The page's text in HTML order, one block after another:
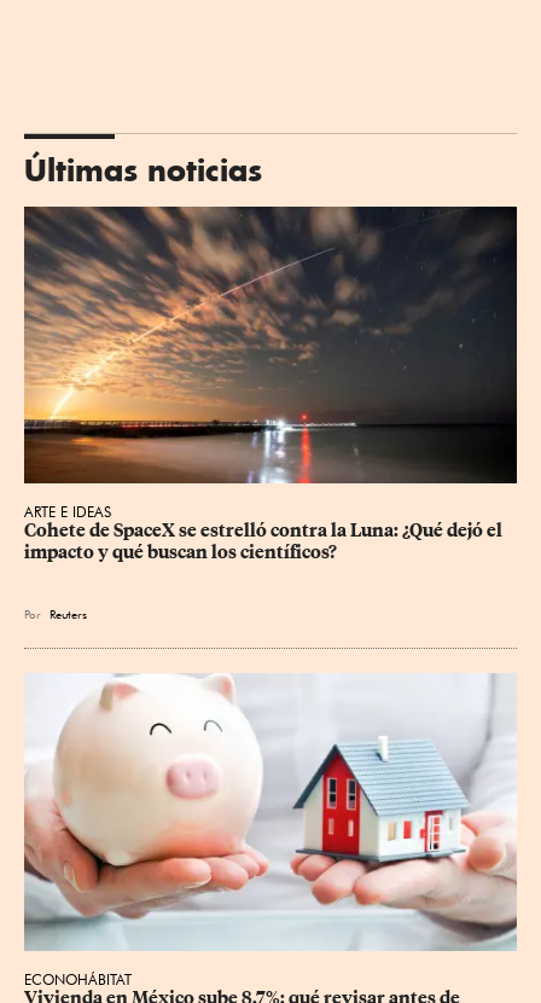
Últimas noticias
ARTE E IDEAS
Cohete de SpaceX se estrelló contra la Luna: ¿Qué dejó el
impacto y qué buscan los científicos?
Por Reuters
ECONOHÁBITAT
Vivienda en México sube 8.7%: qué revisar antes de